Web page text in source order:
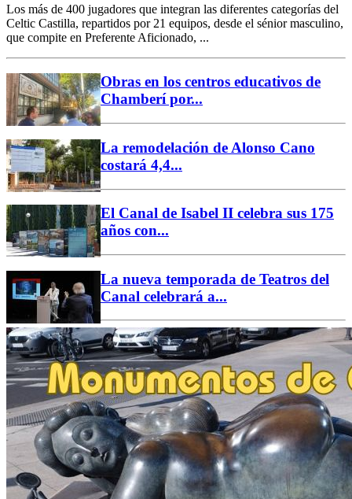
Los más de 400 jugadores que integran las diferentes categorías del
Celtic Castilla, repartidos por 21 equipos, desde el sénior masculino,
que compite en Preferente Aficionado, ...
Obras en los centros educativos de
Chamberí por...
La remodelación de Alonso Cano
costará 4,4...
El Canal de Isabel II celebra sus 175
años con...
La nueva temporada de Teatros del
Canal celebrará a...